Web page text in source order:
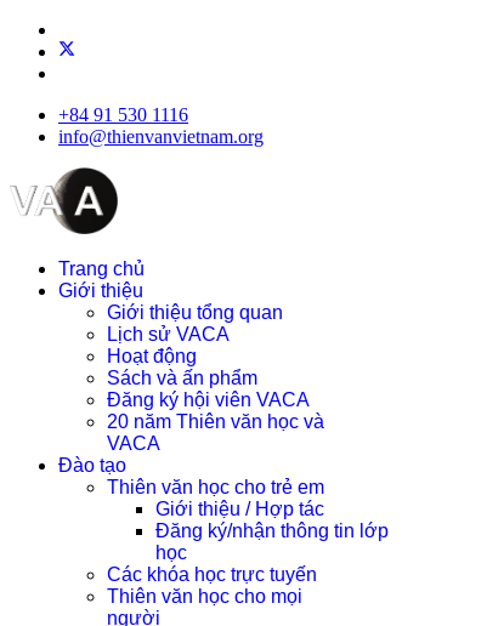
+84 91 530 1116
info@thienvanvietnam.org
Trang chủ
Giới thiệu
Giới thiệu tổng quan
Lịch sử VACA
Hoạt động
Sách và ấn phẩm
Đăng ký hội viên VACA
20 năm Thiên văn học và
VACA
Đào tạo
Thiên văn học cho trẻ em
Giới thiệu / Hợp tác
Đăng ký/nhận thông tin lớp
học
Các khóa học trực tuyến
Thiên văn học cho mọi
người